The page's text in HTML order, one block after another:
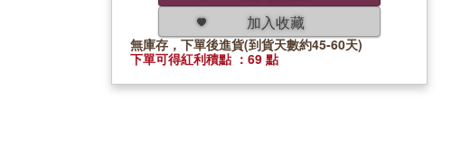
加入收藏
無庫存，下單後進貨(到貨天數約45-60天)
下單可得紅利積點 ：69 點